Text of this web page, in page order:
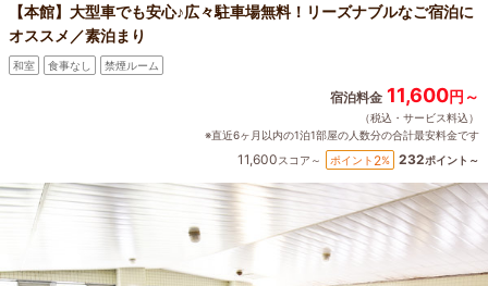
【本館】大型車でも安心♪広々駐車場無料！リーズナブルなご宿泊に
オススメ／素泊まり
和室 食事なし 禁煙ルーム
宿泊料金 11,600円～
（税込・サービス料込）
※直近6ヶ月以内の1泊1部屋の人数分の合計最安料金です
11,600スコア～ ポイント 2% 232ポイント～